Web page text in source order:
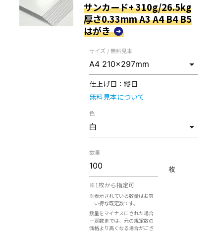
サンカード+ 310g/26.5kg
厚さ0.33mm A3 A4 B4 B5
はがき
サイズ / 無料見本
仕上げ目： 縦目
無料見本について
色
数量
※1枚から指定可
※表示されている数量はお買
い得な既定数です。
数量をマイナスにされた場合
一定数までは、元の規定数の
価格より高くなる場合がござ
枚